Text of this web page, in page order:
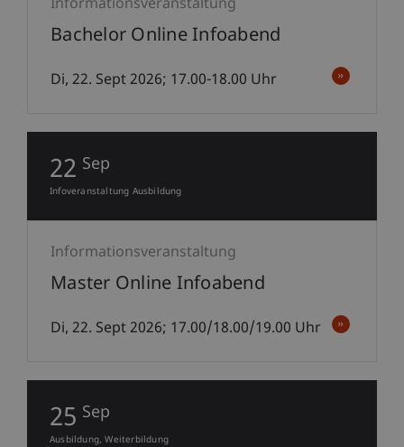
Informationsveranstaltung
Bachelor Online Infoabend
Di, 22. Sept 2026; 17.00-18.00 Uhr
22 Sep
Infoveranstaltung Ausbildung
Informationsveranstaltung
Master Online Infoabend
Di, 22. Sept 2026; 17.00/18.00/19.00 Uhr
25 Sep
Ausbildung Weiterbildung